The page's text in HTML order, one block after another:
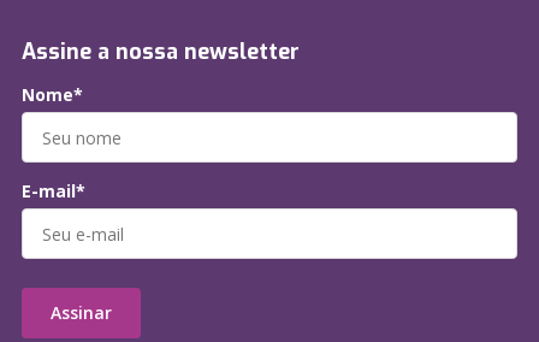
Assine a nossa newsletter
Nome*
E-mail*
Assinar